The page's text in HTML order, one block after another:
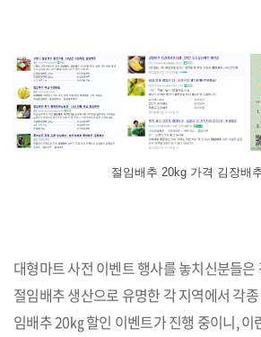
절임배추 20kg 가격 김장배
대형마트 사전 이벤트 행사를 놓치신분들은
절임배추 생산으로 유명한 각 지역에서 각
임배추 20㎏ 할인 이벤트가 진행 중이니, 이